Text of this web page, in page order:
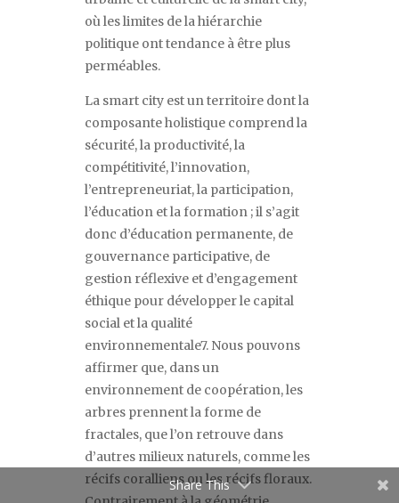
où les limites de la hiérarchie
politique ont tendance à être plus
perméables.
La smart city est un territoire dont la
composante holistique comprend la
sécurité, la productivité, la
compétitivité, l’innovation,
l’entrepreneuriat, la participation,
l’éducation et la formation ; il s’agit
donc d’éducation permanente, de
gouvernance participative, de
gestion réflexive et d’engagement
éthique pour développer le capital
social et la qualité
environnementale7. Nous pouvons
affirmer que, dans un
environnement de coopération, les
arbres prennent la forme de
fractales, que l’on retrouve dans
d’autres milieux naturels, comme les
récifs coralliens ou les récifs floraux.
Share This
Facebook
LinkedIn